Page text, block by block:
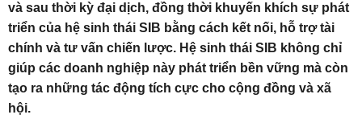
và sau thời kỳ đại dịch, đồng thời khuyến khích sự phát
triển của hệ sinh thái SIB bằng cách kết nối, hỗ trợ tài
chính và tư vấn chiến lược. Hệ sinh thái SIB không chỉ
giúp các doanh nghiệp này phát triển bền vững mà còn
tạo ra những tác động tích cực cho cộng đồng và xã
hội.